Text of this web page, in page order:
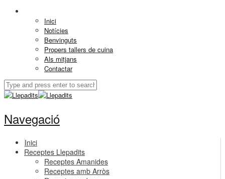
Inici
Notícies
Benvinguts
Propers tallers de cuina
Als mitjans
Contactar
Navegació
Inici
Receptes Llepadits
Receptes Amanides
Receptes amb Arròs